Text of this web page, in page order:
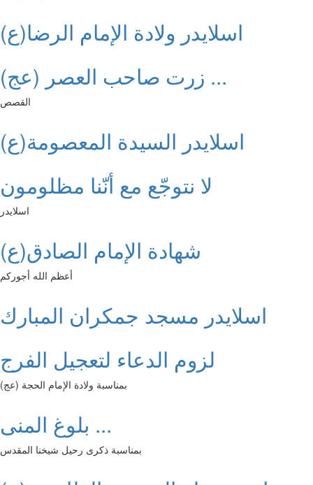
اسلايدر ولادة الإمام الرضا(ع)
زرت صاحب العصر (عج) ...
القصص
اسلايدر السيدة المعصومة(ع)
لا نتوجّع مع أنّنا مظلومون
اسلايدر
شهادة الإمام الصادق(ع)
أعظم الله أجوركم
اسلايدر مسجد جمكران المبارك
لزوم الدعاء لتعجيل الفرج
بمناسبة ولادة الإمام الحجة (عج)
بلوغ المنى ...
بمناسبة ذكرى رحيل شيخنا المقدس